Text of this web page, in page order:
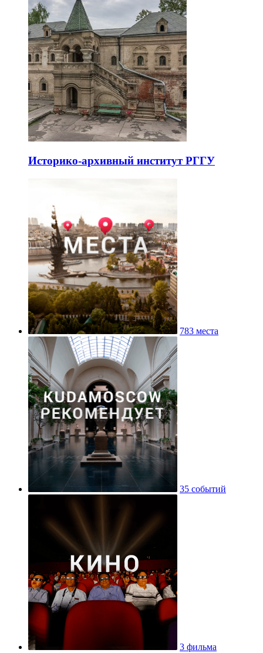
Историко-архивный институт РГГУ
783 места
35 событий
3 фильма